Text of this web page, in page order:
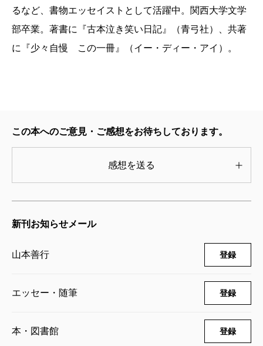
いてあった。奥付を見ると、昭和三十八年の発行
だ。新潮文庫が、帯、パラフィン装からカバー装
に変わる、過渡期のものではないか。
ぎってくる。もちろんいつもこんないいことばか
失敗、情けない涙のあとでやっと味わえるものな
（やまもと・よしゆき エッセイスト）
高太郎『就眠儀式』……。いずれも古本好き文学
好きにはたまらないものだ。
詳しくは山本善行『関西赤貧古本道』でどう
るなど、書物エッセイストとして活躍中。関西大学文学
部卒業。著書に『古本泣き笑い日記』（青弓社）、共著
に『少々自慢 この一冊』（イー・ディー・アイ）。
この本へのご意見・ご感想をお待ちしております。
感想を送る
新刊お知らせメール
山本善行 登録
エッセー・随筆 登録
本・図書館 登録